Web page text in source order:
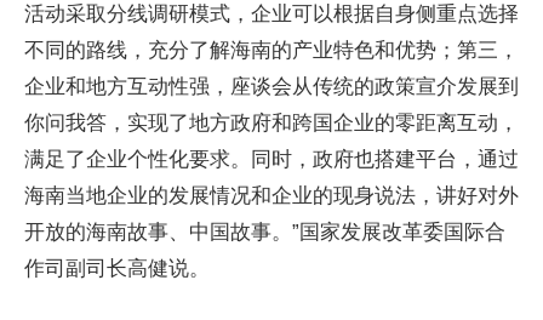
活动采取分线调研模式，企业可以根据自身侧重点选择
不同的路线，充分了解海南的产业特色和优势；第三，
企业和地方互动性强，座谈会从传统的政策宣介发展到
你问我答，实现了地方政府和跨国企业的零距离互动，
满足了企业个性化要求。同时，政府也搭建平台，通过
海南当地企业的发展情况和企业的现身说法，讲好对外
开放的海南故事、中国故事。”国家发展改革委国际合
作司副司长高健说。